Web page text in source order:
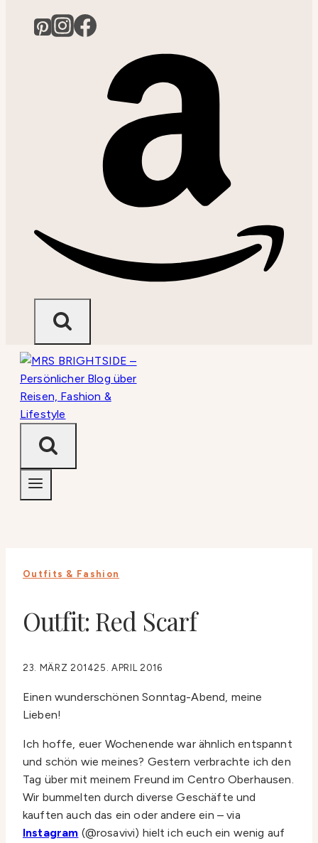
Outfits & Fashion
Outfit: Red Scarf
23. MÄRZ 201425. APRIL 2016
Einen wunderschönen Sonntag-Abend, meine
Lieben!
Ich hoffe, euer Wochenende war ähnlich entspannt
und schön wie meines? Gestern verbrachte ich den
Tag über mit meinem Freund im Centro Oberhausen.
Wir bummelten durch diverse Geschäfte und
kauften auch das ein oder andere ein – via
Instagram (@rosavivi) hielt ich euch ein wenig auf